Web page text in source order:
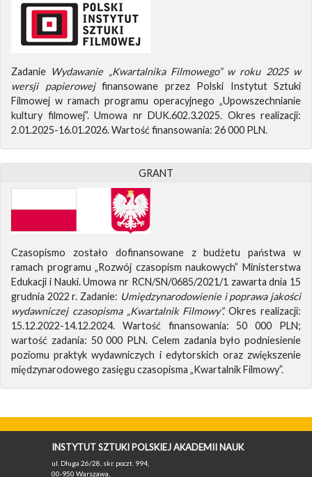
Zadanie Wydawanie „Kwartalnika Filmowego” w roku 2025 w
wersji papierowejfinansowane przez Polski Instytut Sztuki
Filmowej w ramach programu operacyjnego „Upowszechnianie
kultury filmowej”. Umowa nr DUK.602.3.2025. Okres realizacji:
2.01.2025-16.01.2026. Wartość finansowania: 26 000 PLN.
GRANT
Czasopismo zostało dofinansowane z budżetu państwa w
ramach programu „Rozwój czasopism naukowych” Ministerstwa
Edukacji i Nauki. Umowa nr RCN/SN/0685/2021/1 zawarta dnia 15
grudnia 2022 r. Zadanie: Umiędzynarodowienie i poprawa jakości
wydawniczej czasopisma „Kwartalnik Filmowy”.Okres realizacji:
15.12.2022-14.12.2024. Wartość finansowania: 50 000 PLN;
wartość zadania: 50 000 PLN. Celem zadania było podniesienie
poziomu praktyk wydawniczych i edytorskich oraz zwiększenie
międzynarodowego zasięgu czasopisma „Kwartalnik Filmowy”.
INSTYTUT SZTUKI POLSKIEJ AKADEMII NAUK
ul. Długa 26/28, skr. poczt. 994,
00-950 Warszawa,